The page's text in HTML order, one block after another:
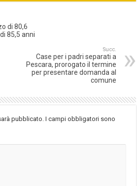
di 80,6
85,5 anni
Succ.
Case per i padri separati a
Pescara, prorogato il termine
per presentare domanda al
comune
pubblicato. I campi obbligatori sono